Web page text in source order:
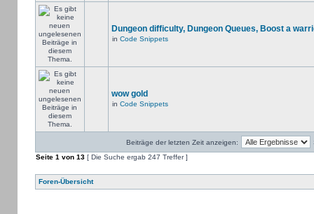
Dungeon difficulty, Dungeon Queues, Boost a
in Code Snippets
wow gold
in Code Snippets
Beiträge der letzten Zeit anzeigen:
Seite 1 von 13[ Die Suche ergab 247 Treffer ]
Foren-Übersicht